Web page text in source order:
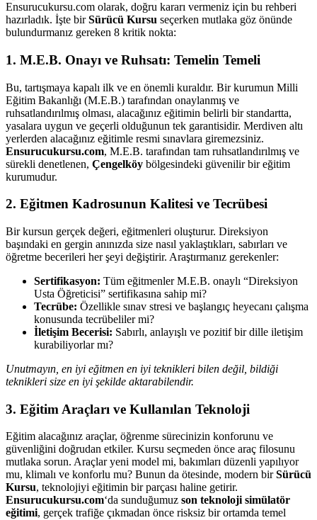
Ensurucukursu.com olarak, doğru kararı vermeniz için bu rehberi
hazırladık. İşte birSürücü Kursu seçerken mutlaka göz önünde
bulundurmanız gereken 8 kritik nokta:
1. M.E.B. Onayı ve Ruhsatı: Temelin Temeli
Bu, tartışmaya kapalı ilk ve en önemli kuraldır. Bir kurumun Milli
Eğitim Bakanlığı (M.E.B.) tarafından onaylanmış ve
ruhsatlandırılmış olması, alacağınız eğitimin belirli bir standartta,
yasalara uygun ve geçerli olduğunun tek garantisidir. Merdiven altı
yerlerden alacağınız eğitimle resmi sınavlara giremezsiniz.
Ensurucukursu.com, M.E.B. tarafından tam ruhsatlandırılmış ve
sürekli denetlenen, Çengelköy bölgesindeki güvenilir bir eğitim
kurumudur.
2. Eğitmen Kadrosunun Kalitesi ve Tecrübesi
Bir kursun gerçek değeri, eğitmenleri oluşturur. Direksiyon
başındaki en gergin anınızda size nasıl yaklaştıkları, sabırları ve
öğretme becerileri her şeyi değiştirir. Araştırmanız gerekenler:
Sertifikasyon: Tüm eğitmenler M.E.B. onaylı “Direksiyon
Usta Öğreticisi” sertifikasına sahip mi?
Tecrübe: Özellikle sınav stresi ve başlangıç heyecanı çalışma
konusunda tecrübeliler mi?
İletişim Becerisi: Sabırlı, anlayışlı ve pozitif bir dille iletişim
kurabiliyorlar mı?
Unutmayın, en iyi eğitmen en iyi teknikleri bilen değil, bildiği
teknikleri size en iyi şekilde aktarabilendir.
3. Eğitim Araçları ve Kullanılan Teknoloji
Eğitim alacağınız araçlar, öğrenme sürecinizin konforunu ve
güvenliğini doğrudan etkiler. Kursu seçmeden önce araç filosunu
mutlaka sorun. Araçlar yeni model mi, bakımları düzenli yapılıyor
mu, klimalı ve konforlu mu? Bunun da ötesinde, modern birSürücü
Kursu, teknolojiyi eğitimin bir parçası haline getirir.
Ensurucukursu.com‘da sunduğumuz son teknoloji simülatör
eğitimi, gerçek trafiğe çıkmadan önce risksiz bir ortamda temel